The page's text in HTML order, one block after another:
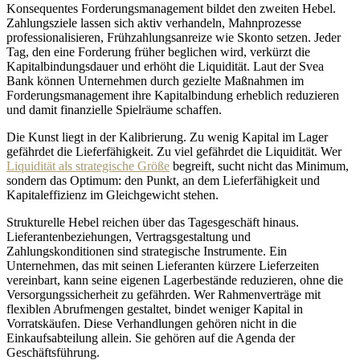
Konsequentes Forderungsmanagement bildet den zweiten Hebel.
Zahlungsziele lassen sich aktiv verhandeln, Mahnprozesse
professionalisieren, Frühzahlungsanreize wie Skonto setzen. Jeder
Tag, den eine Forderung früher beglichen wird, verkürzt die
Kapitalbindungsdauer und erhöht die Liquidität. Laut der Svea
Bank können Unternehmen durch gezielte Maßnahmen im
Forderungsmanagement ihre Kapitalbindung erheblich reduzieren
und damit finanzielle Spielräume schaffen.
Die Kunst liegt in der Kalibrierung. Zu wenig Kapital im Lager
gefährdet die Lieferfähigkeit. Zu viel gefährdet die Liquidität. Wer
Liquidität als strategische Größe begreift, sucht nicht das Minimum,
sondern das Optimum: den Punkt, an dem Lieferfähigkeit und
Kapitaleffizienz im Gleichgewicht stehen.
Strukturelle Hebel reichen über das Tagesgeschäft hinaus.
Lieferantenbeziehungen, Vertragsgestaltung und
Zahlungskonditionen sind strategische Instrumente. Ein
Unternehmen, das mit seinen Lieferanten kürzere Lieferzeiten
vereinbart, kann seine eigenen Lagerbestände reduzieren, ohne die
Versorgungssicherheit zu gefährden. Wer Rahmenverträge mit
flexiblen Abrufmengen gestaltet, bindet weniger Kapital in
Vorratskäufen. Diese Verhandlungen gehören nicht in die
Einkaufsabteilung allein. Sie gehören auf die Agenda der
Geschäftsführung.